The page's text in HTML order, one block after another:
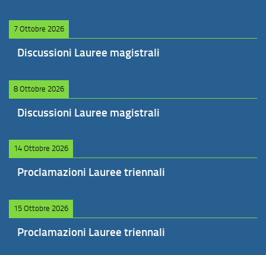
7 Ottobre 2026
Discussioni Lauree magistrali
8 Ottobre 2026
Discussioni Lauree magistrali
14 Ottobre 2026
Proclamazioni Lauree triennali
15 Ottobre 2026
Proclamazioni Lauree triennali